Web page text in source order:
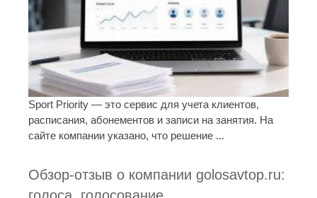
Sport Priority — это сервис для учета клиентов,
расписания, абонементов и записи на занятия. На
сайте компании указано, что решение ...
Обзор-отзыв о компании golosavtop.ru: